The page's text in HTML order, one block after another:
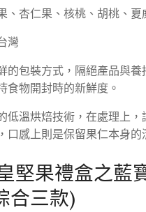
、杏仁果、核桃、胡桃、夏
灣
的包裝方式，隔絕產品與養
食物開封時的新鮮度。
低溫烘焙技術，在處理上，
口感上則是保留果仁本身的
堅果禮盒之藍
合三款)